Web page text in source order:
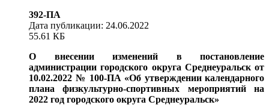
392-ПА
Дата публикации: 24.06.2022
55.61 КБ
О внесении изменений в постановление
администрации городского округа Среднеуральск от
10.02.2022 № 100-ПА «Об утверждении календарного
плана физкультурно-спортивных мероприятий на
2022 год городского округа Среднеуральск»